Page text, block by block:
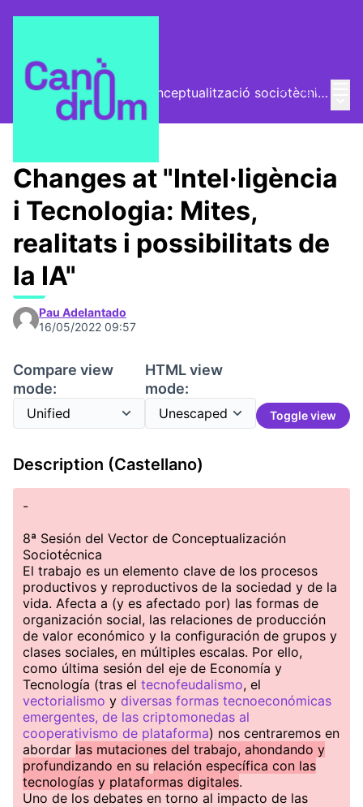
Log inEl Vector (vector de conceptualització sociotècnica)
Trobades
Changes at "Intel·ligència
i Tecnologia: Mites,
realitats i possibilitats de
la IA"
Pau Adelantado
16/05/2022 09:57
Compare view
mode:
HTML view
mode:
Toggle view
Description (Castellano)
-
8ª Sesión del Vector de Conceptualización
Sociotécnica
El trabajo es un elemento clave de los procesos
productivos y reproductivos de la sociedad y de la
vida. Afecta a (y es afectado por) las formas de
organización social, las relaciones de producción
de valor económico y la configuración de grupos y
clases sociales, en múltiples escalas. Por ello,
como última sesión del eje de Economía y
Tecnología (tras el tecnofeudalismo, el
vectorialismo y diversas formas tecnoeconómicas
emergentes, de las criptomonedas al
cooperativismo de plataforma) nos centraremos en
abordar las mutaciones del trabajo, ahondando y
profundizando en su relación específica con las
tecnologías y plataformas digitales.
Uno de los debates en torno al impacto de las